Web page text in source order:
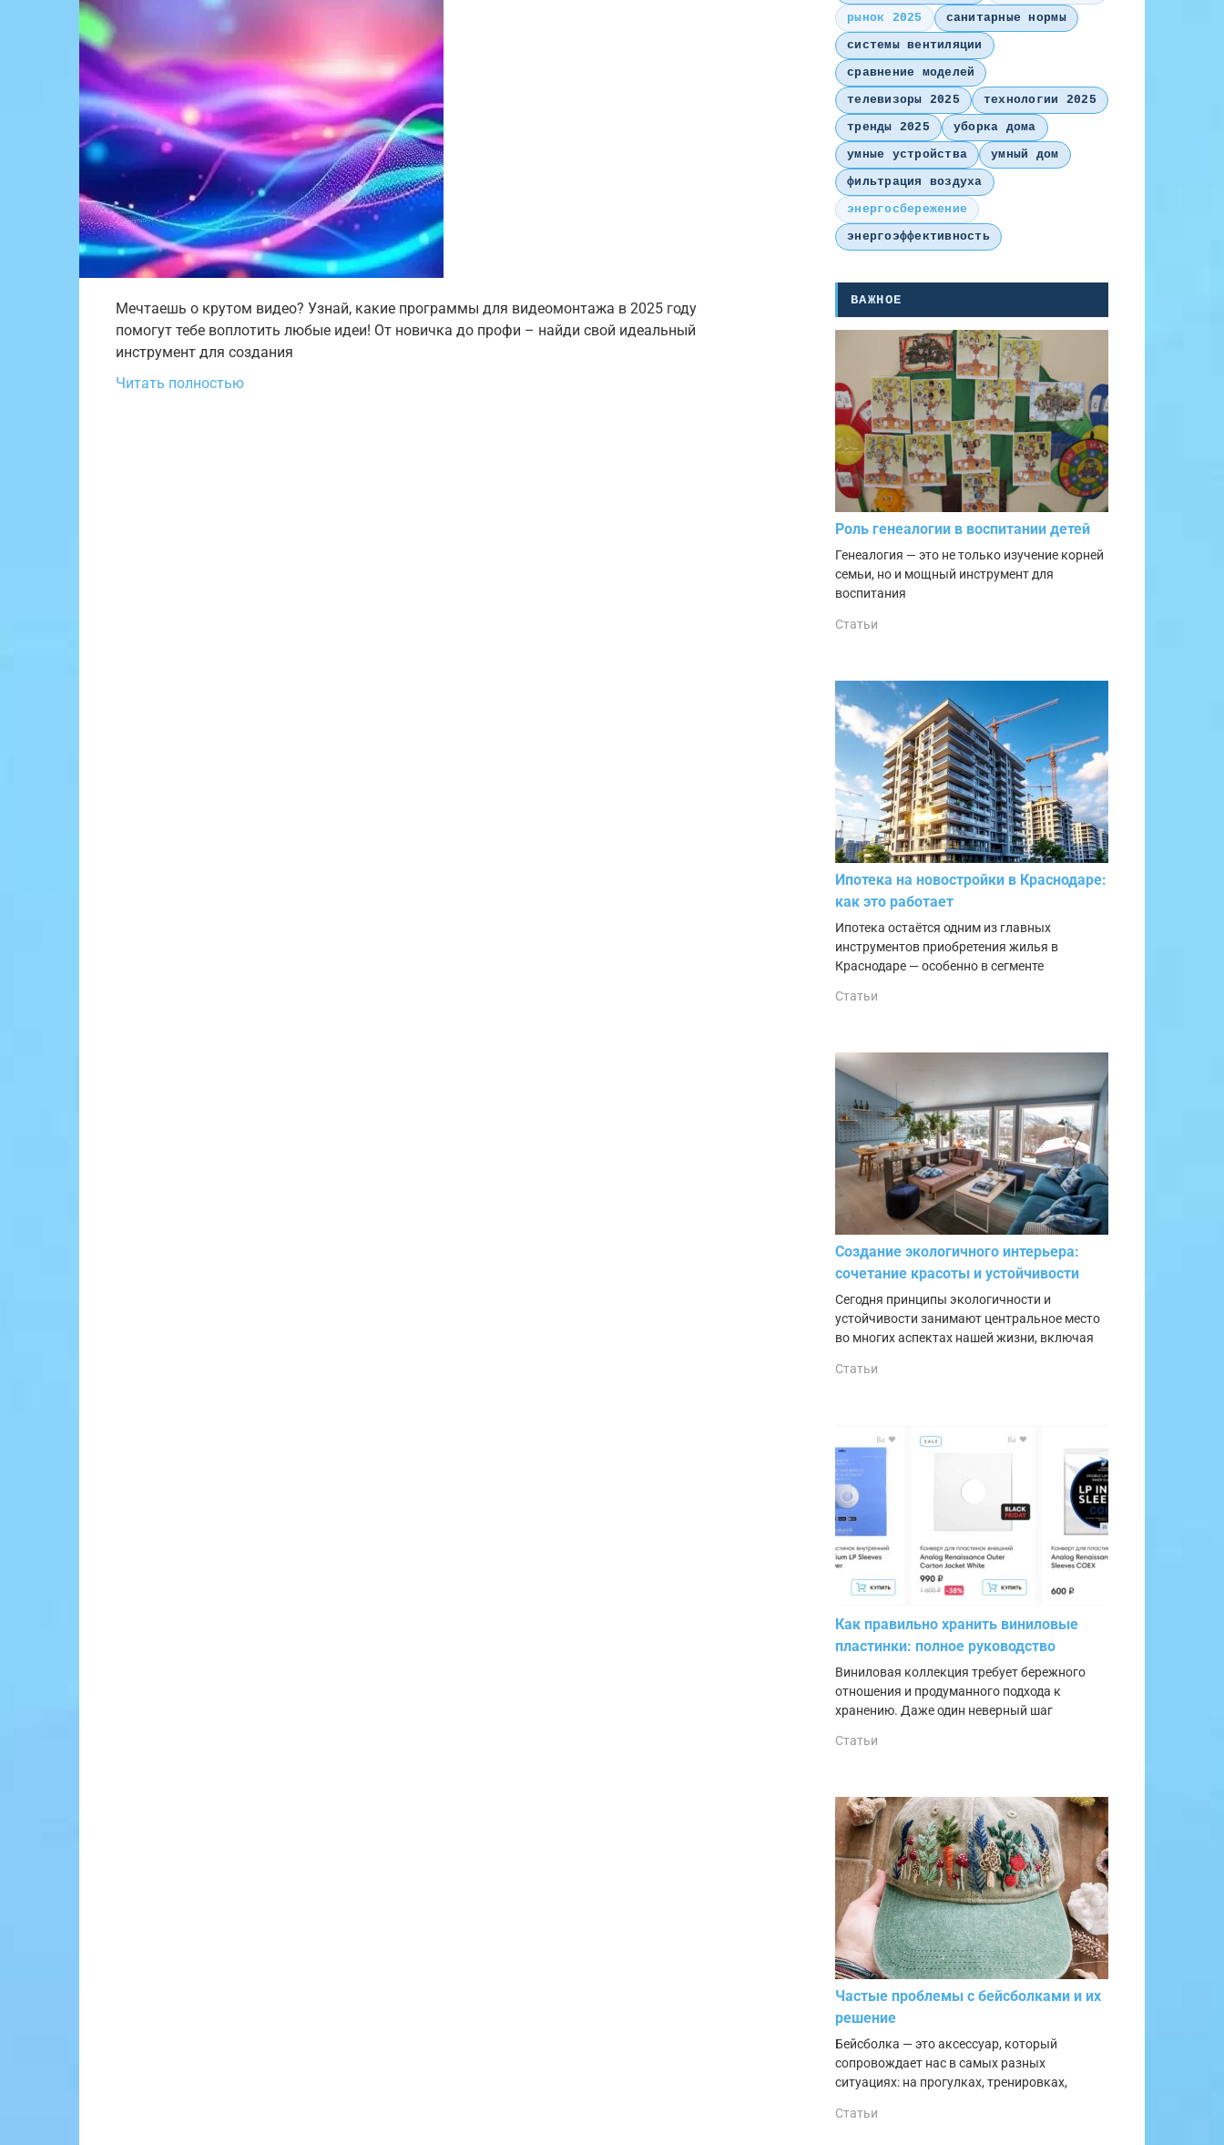
Мечтаешь о крутом видео? Узнай, какие программы для видеомонтажа в 2025 году
помогут тебе воплотить любые идеи! От новичка до профи – найди свой идеальный
инструмент для создания
Читать полностью
рынок 2025
санитарные нормы
системы вентиляции
сравнение моделей
телевизоры 2025
технологии 2025
тренды 2025
уборка дома
умные устройства
умный дом
фильтрация воздуха
энергосбережение
энергоэффективность
ВАЖНОЕ
Роль генеалогии в воспитании детей
Генеалогия — это не только изучение корней
семьи, но и мощный инструмент для
воспитания
Статьи
Ипотека на новостройки в Краснодаре:
как это работает
Ипотека остаётся одним из главных
инструментов приобретения жилья в
Краснодаре — особенно в сегменте
Статьи
Создание экологичного интерьера:
сочетание красоты и устойчивости
Сегодня принципы экологичности и
устойчивости занимают центральное место
во многих аспектах нашей жизни, включая
Статьи
Как правильно хранить виниловые
пластинки: полное руководство
Виниловая коллекция требует бережного
отношения и продуманного подхода к
хранению. Даже один неверный шаг
Статьи
Частые проблемы с бейсболками и их
решение
Бейсболка — это аксессуар, который
сопровождает нас в самых разных
ситуациях: на прогулках, тренировках,
Статьи